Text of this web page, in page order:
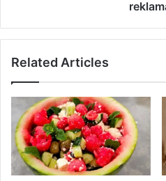
Related Articles